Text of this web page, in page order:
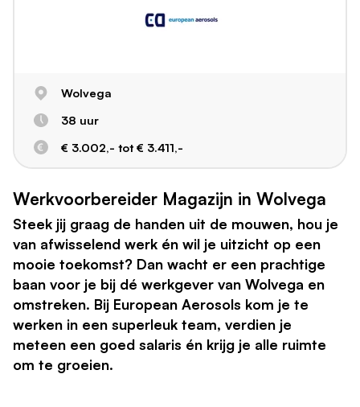
Wolvega
38 uur
€ 3.002,- tot € 3.411,-
Werkvoorbereider Magazijn in Wolvega
Steek jij graag de handen uit de mouwen, hou je
van afwisselend werk én wil je uitzicht op een
mooie toekomst? Dan wacht er een prachtige
baan voor je bij dé werkgever van Wolvega en
omstreken. Bij European Aerosols kom je te
werken in een superleuk team, verdien je
meteen een goed salaris én krijg je alle ruimte
om te groeien.